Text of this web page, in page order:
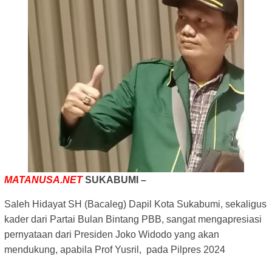
MATANUSA.NET SUKABUMI –
Saleh Hidayat SH (Bacaleg) Dapil Kota Sukabumi, sekaligus
kader dari Partai Bulan Bintang PBB, sangat mengapresiasi
pernyataan dari Presiden Joko Widodo yang akan
mendukung, apabila Prof Yusril, pada Pilpres 2024